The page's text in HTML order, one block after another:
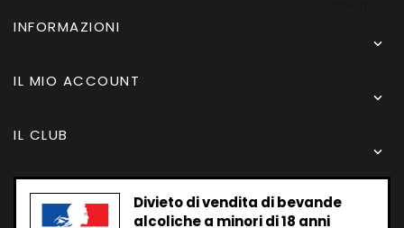
INFORMAZIONI

IL MIO ACCOUNT

IL CLUB

Divieto di vendita di bevande
alcoliche a minori di 18 anni